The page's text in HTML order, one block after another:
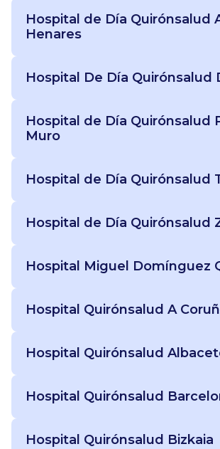
Hospital de Día Quirónsalud
Henares
Hospital De Día Quirónsalud
Hospital de Día Quirónsalud
Muro
Hospital de Día Quirónsalud
Hospital de Día Quirónsalud
Hospital Miguel Domínguez
Hospital Quirónsalud A
Hospital Quirónsalud
Hospital Quirónsalud
Hospital Quirónsalud Bizkaia